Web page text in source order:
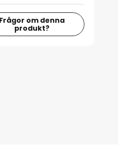
Frågor om denna
produkt?